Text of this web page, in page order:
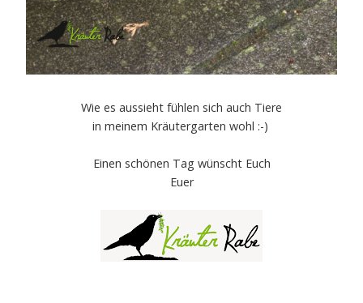
Wie es aussieht fühlen sich auch Tiere
in meinem Kräutergarten wohl :-)
Einen schönen Tag wünscht Euch
Euer